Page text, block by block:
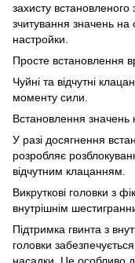
захисту встановленого
зчитування значень на
настройки.
Просте встановлення
Чуйні та відчутні
моменту сили.
Встановлення значень
У разі досягнення
розробляє
відчутним клацанням.
Викруткові головки з
внутрішнім
Підтримка гвинта з
головки